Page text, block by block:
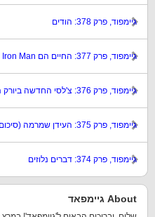
גיימפוד, פרק 378: הודים
גיימפוד, פרק 377: החיים הם Iron Man
גיימפוד, פרק 376: צ'לסי החדשה ביורק החדשה
גיימפוד, פרק 375: העידן שמרמה (סיכום שנת 2025)
גיימפוד, פרק 374: דברים נלוזים
About גיימפאד